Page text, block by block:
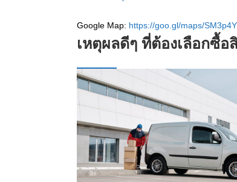
Google Map: https://goo.gl/maps/
เหตุผลดีๆ ที่ต้องเลือกซื้อ